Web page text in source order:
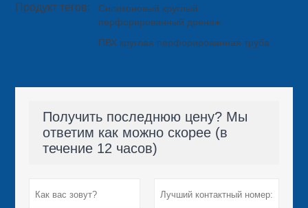
Продукт тегов:
Силиконовый круглый
перфорированный дренаж
ПВХ круглая перфорированная труба
Получить последнюю цену? Мы
ответим как можно скорее (в
течение 12 часов)